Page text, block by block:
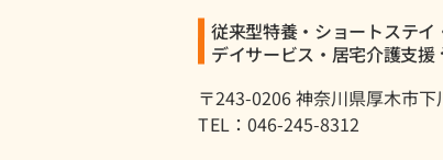
従来型特養・ショートステイ
デイサービス・居宅介護支援
〒243-0206 神奈川県厚木市
TEL：046-245-8312